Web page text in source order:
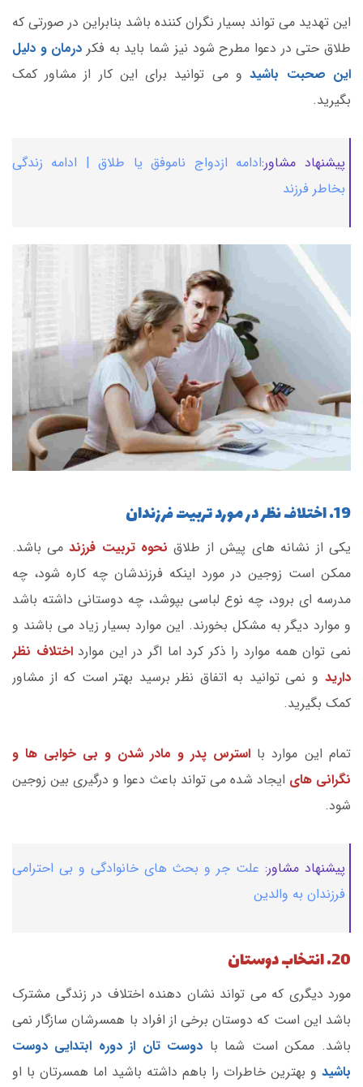
این تهدید می تواند بسیار نگران کننده باشد بنابراین در صورتی که
طلاق حتی در دعوا مطرح شود نیز شما باید به فکر درمان و دلیل
این صحبت باشید و می توانید برای این کار از مشاور کمک
بگیرید.
پیشنهاد مشاور:ادامه ازدواج ناموفق یا طلاق | ادامه زندگی
بخاطر فرزند
19. اختلاف نظر در مورد تربیت فرزندان
یکی از نشانه های پیش از طلاق نحوه تربیت فرزند می باشد.
ممکن است زوجین در مورد اینکه فرزندشان چه کاره شود، چه
مدرسه ای برود، چه نوع لباسی بپوشد، چه دوستانی داشته باشد
و موارد دیگر به مشکل بخورند. این موارد بسیار زیاد می باشند و
نمی توان همه موارد را ذکر کرد اما اگر در این موارد اختلاف نظر
دارید و نمی توانید به اتفاق نظر برسید بهتر است که از مشاور
کمک بگیرید.
تمام این موارد با استرس پدر و مادر شدن و بی خوابی ها و
نگرانی های ایجاد شده می تواند باعث دعوا و درگیری بین زوجین
شود.
پیشنهاد مشاور: علت جر و بحث های خانوادگی و بی احترامی
فرزندان به والدین
20. انتخاب دوستان
مورد دیگری که می تواند نشان دهنده اختلاف در زندگی مشترک
باشد این است که دوستان برخی از افراد با همسرشان سازگار نمی
باشد. ممکن است شما با دوست تان از دوره ابتدایی دوست
باشید و بهترین خاطرات را باهم داشته باشید اما همسرتان با او